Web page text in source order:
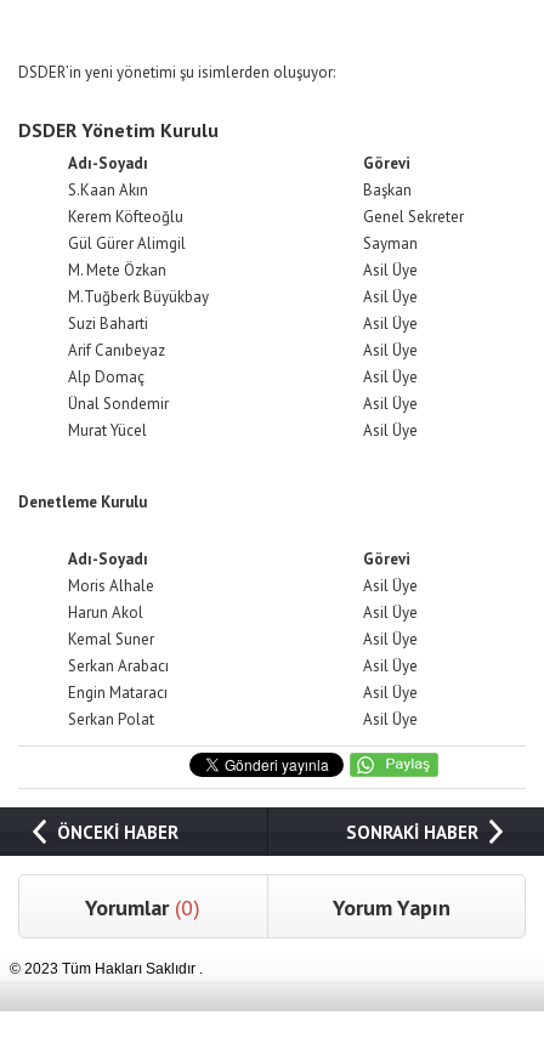
DSDER’in yeni yönetimi şu isimlerden oluşuyor:
DSDER Yönetim Kurulu
Adı-Soyadı
Görevi
S.Kaan Akın
Başkan
Kerem Köfteoğlu
Genel Sekreter
Gül Gürer Alimgil
Sayman
M. Mete Özkan
Asil Üye
M.Tuğberk Büyükbay
Asil Üye
Suzi Baharti
Asil Üye
Arif Canıbeyaz
Asil Üye
Alp Domaç
Asil Üye
Ünal Sondemir
Asil Üye
Murat Yücel
Asil Üye
Denetleme Kurulu
Adı-Soyadı
Görevi
Moris Alhale
Asil Üye
Harun Akol
Asil Üye
Kemal Suner
Asil Üye
Serkan Arabacı
Asil Üye
Engin Mataracı
Asil Üye
Serkan Polat
Asil Üye
ÖNCEKİ HABER SONRAKİ HABER
Yorumlar (0) Yorum Yapın
© 2023 Tüm Hakları Saklıdır .